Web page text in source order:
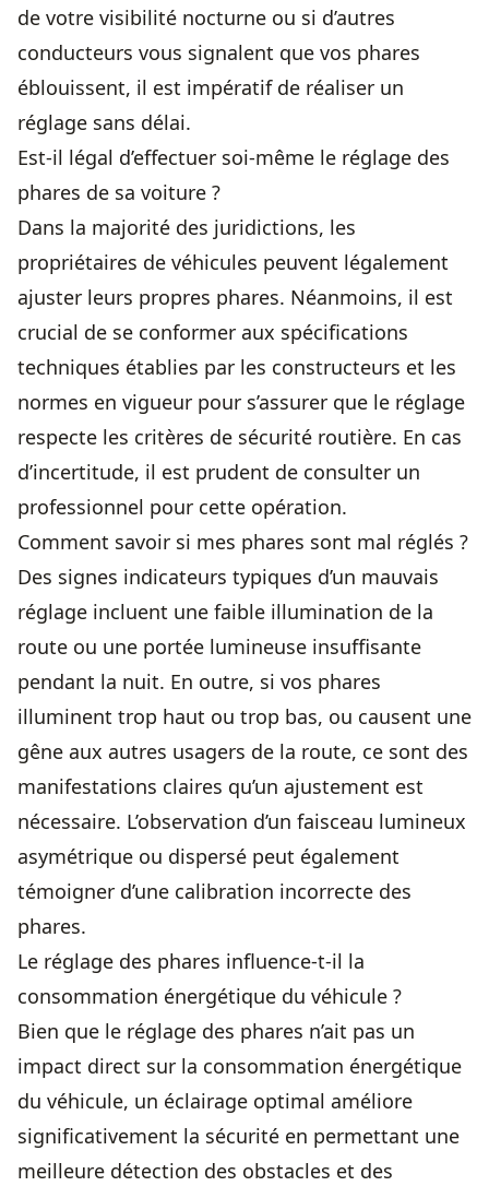
de votre visibilité nocturne ou si d’autres
conducteurs vous signalent que vos phares
éblouissent, il est impératif de réaliser un
réglage sans délai.
Est-il légal d’effectuer soi-même le réglage des
phares de sa voiture ?
Dans la majorité des juridictions, les
propriétaires de véhicules peuvent légalement
ajuster leurs propres phares. Néanmoins, il est
crucial de se conformer aux spécifications
techniques établies par les constructeurs et les
normes en vigueur pour s’assurer que le réglage
respecte les critères de sécurité routière. En cas
d’incertitude, il est prudent de consulter un
professionnel pour cette opération.
Comment savoir si mes phares sont mal réglés ?
Des signes indicateurs typiques d’un mauvais
réglage incluent une faible illumination de la
route ou une portée lumineuse insuffisante
pendant la nuit. En outre, si vos phares
illuminent trop haut ou trop bas, ou causent une
gêne aux autres usagers de la route, ce sont des
manifestations claires qu’un ajustement est
nécessaire. L’observation d’un faisceau lumineux
asymétrique ou dispersé peut également
témoigner d’une calibration incorrecte des
phares.
Le réglage des phares influence-t-il la
consommation énergétique du véhicule ?
Bien que le réglage des phares n’ait pas un
impact direct sur la consommation énergétique
du véhicule, un éclairage optimal améliore
significativement la sécurité en permettant une
meilleure détection des obstacles et des